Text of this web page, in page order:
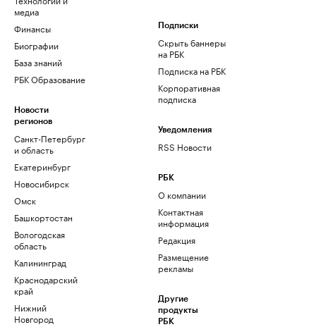
медиа
Финансы
Биографии
База знаний
РБК Образование
Новости
регионов
Санкт-Петербург
и область
Екатеринбург
Новосибирск
Омск
Башкортостан
Вологодская
область
Калининград
Краснодарский
край
Нижний
Новгород
Подписки
Скрыть баннеры
на РБК
Подписка на РБК
Корпоративная
подписка
Уведомления
RSS Новости
РБК
О компании
Контактная
информация
Редакция
Размещение
рекламы
Другие
продукты
РБК